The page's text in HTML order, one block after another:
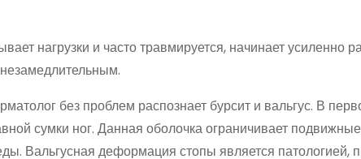
нагрузки и часто травмируется, начинает усиленно
без проблем распознает бурсит и вальгус. В
сумки ног. Данная оболочка ограничивает
Вальгусная деформация стопы является патологией,